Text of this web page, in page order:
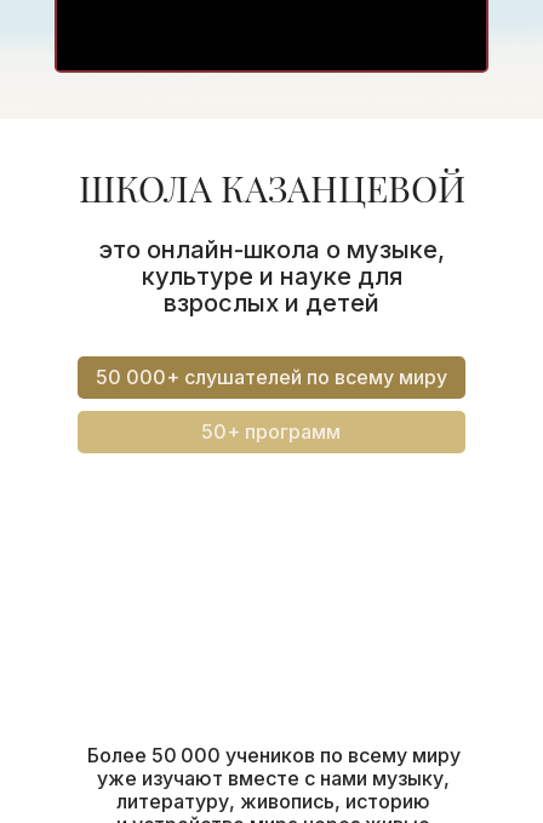
50 000+ слушателей по всему миру
50+ программ
Более 50 000 учеников по всему миру
уже изучают вместе с нами музыку,
литературу, живопись, историю
ШКОЛА КАЗАНЦЕВОЙ
это онлайн-школа о музыке,
культуре и науке для
взрослых и детей